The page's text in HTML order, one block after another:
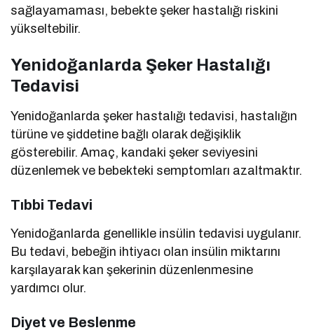
sağlayamaması, bebekte şeker hastalığı riskini
yükseltebilir.
Yenidoğanlarda Şeker Hastalığı
Tedavisi
Yenidoğanlarda şeker hastalığı tedavisi, hastalığın
türüne ve şiddetine bağlı olarak değişiklik
gösterebilir. Amaç, kandaki şeker seviyesini
düzenlemek ve bebekteki semptomları azaltmaktır.
Tıbbi Tedavi
Yenidoğanlarda genellikle insülin tedavisi uygulanır.
Bu tedavi, bebeğin ihtiyacı olan insülin miktarını
karşılayarak kan şekerinin düzenlenmesine
yardımcı olur.
Diyet ve Beslenme